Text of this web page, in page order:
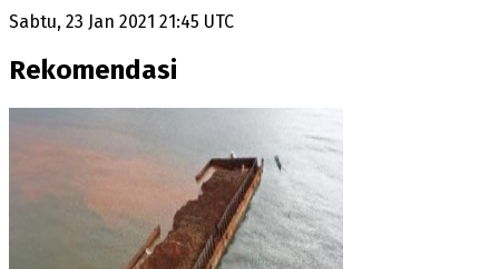
Sabtu, 23 Jan 2021 21:45 UTC
Rekomendasi